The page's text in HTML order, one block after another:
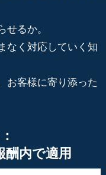
るか。
なく対応していく知
お客様に寄り添った
酬内で適用